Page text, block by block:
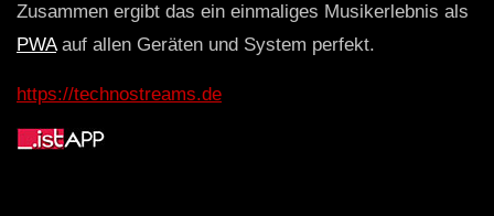
Zusammen ergibt das ein einmaliges Musikerlebnis als
PWAauf allen Geräten und System perfekt.
https://technostreams.de